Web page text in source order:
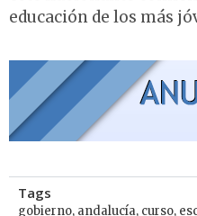
educación de los más
Tags
gobierno, andalucía, curso,